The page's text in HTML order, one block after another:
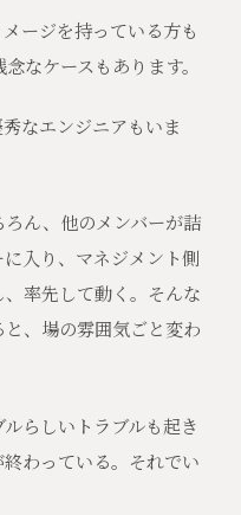
ージを持っている方も
なケースもあります。
なエンジニアもいま
ん、他のメンバーが詰
入り、マネジメント側
率先して動く。そんな
、場の雰囲気ごと変わ
らしいトラブルも起き
わっている。それでい